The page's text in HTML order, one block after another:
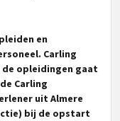
en
Carling
opleidingen gaat
Carling
uit Almere
bij de opstart